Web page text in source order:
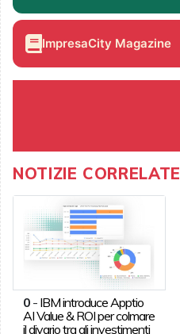
ImpresaCity Magazine
NOTIZIE CORRELATE
0- IBM introduce Apptio
AI Value & ROI per colmare
il divario tra gli investimenti